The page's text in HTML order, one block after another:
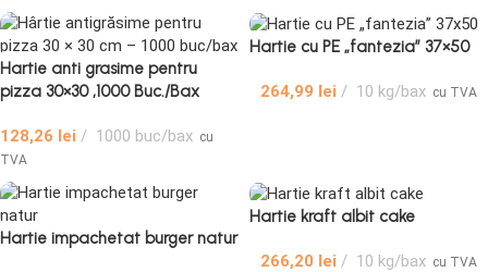
Hartie anti grasime pentru
pizza 30×30 ,1000 Buc./Bax
128,26 lei 1000 buc/bax cu
TVA
Hartie cu PE „fantezia” 37×50
264,99 lei 10 kg/bax cu TVA
Hartie impachetat burger natur
Hartie kraft albit cake
266,20 lei 10 kg/bax cu TVA